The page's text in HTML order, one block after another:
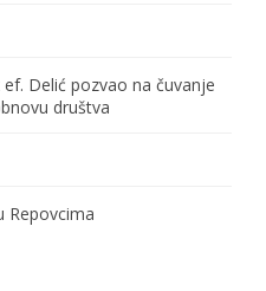
Delić pozvao na čuvanje
društva
Repovcima